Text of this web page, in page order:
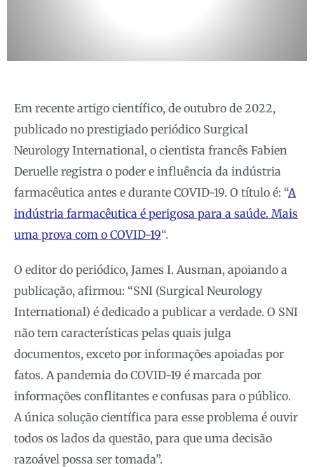
Em recente artigo científico, de outubro de 2022,
publicado no prestigiado periódico Surgical
Neurology International, o cientista francês Fabien
Deruelle registra o poder e influência da indústria
farmacêutica antes e durante COVID-19. O título é: “A
indústria farmacêutica é perigosa para a saúde. Mais
uma prova com o COVID-19“.
O editor do periódico, James I. Ausman, apoiando a
publicação, afirmou: “SNI (Surgical Neurology
International) é dedicado a publicar a verdade. O SNI
não tem características pelas quais julga
documentos, exceto por informações apoiadas por
fatos. A pandemia do COVID-19 é marcada por
informações conflitantes e confusas para o público.
A única solução científica para esse problema é ouvir
todos os lados da questão, para que uma decisão
razoável possa ser tomada”.